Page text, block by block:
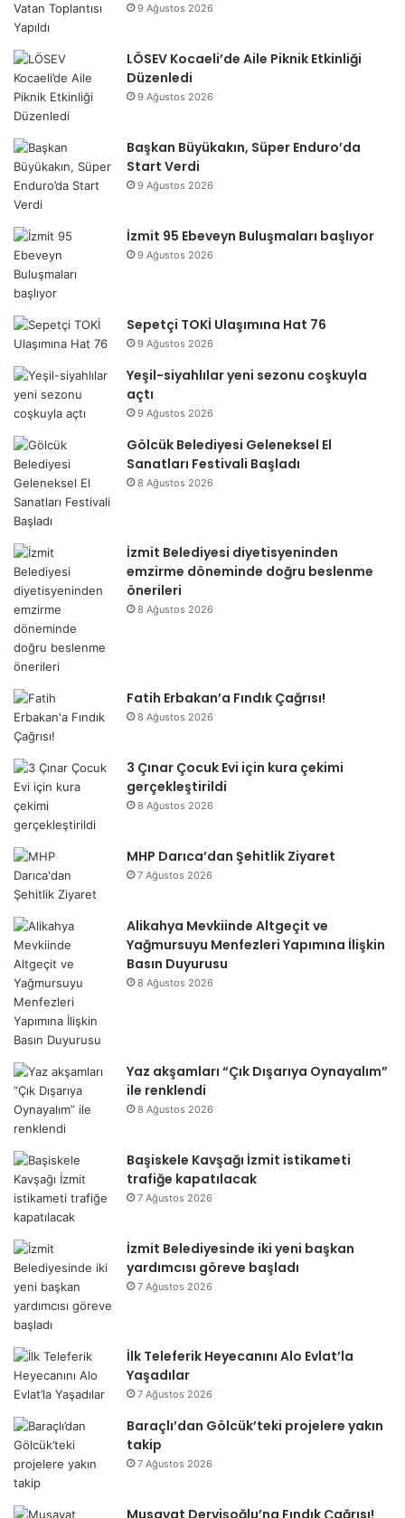
9 Ağustos 2026
LÖSEV Kocaeli’de Aile Piknik Etkinliği
Düzenledi
9 Ağustos 2026
Başkan Büyükakın, Süper Enduro’da
Start Verdi
9 Ağustos 2026
İzmit 95 Ebeveyn Buluşmaları başlıyor
9 Ağustos 2026
Sepetçi TOKİ Ulaşımına Hat 76
9 Ağustos 2026
Yeşil-siyahlılar yeni sezonu coşkuyla
açtı
9 Ağustos 2026
Gölcük Belediyesi Geleneksel El
Sanatları Festivali Başladı
8 Ağustos 2026
İzmit Belediyesi diyetisyeninden
emzirme döneminde doğru beslenme
önerileri
8 Ağustos 2026
Fatih Erbakan’a Fındık Çağrısı!
8 Ağustos 2026
3 Çınar Çocuk Evi için kura çekimi
gerçekleştirildi
8 Ağustos 2026
MHP Darıca’dan Şehitlik Ziyaret
7 Ağustos 2026
Alikahya Mevkiinde Altgeçit ve
Yağmursuyu Menfezleri Yapımına İlişkin
Basın Duyurusu
8 Ağustos 2026
Yaz akşamları “Çık Dışarıya Oynayalım”
ile renklendi
8 Ağustos 2026
Başiskele Kavşağı İzmit istikameti
trafiğe kapatılacak
7 Ağustos 2026
İzmit Belediyesinde iki yeni başkan
yardımcısı göreve başladı
7 Ağustos 2026
İlk Teleferik Heyecanını Alo Evlat’la
Yaşadılar
7 Ağustos 2026
Baraçlı’dan Gölcük’teki projelere yakın
takip
7 Ağustos 2026